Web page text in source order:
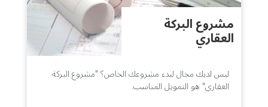
مشروع البركة
العقاري
ليس لديك مجال لبدء مشروعك الخاص؟ "مشروع البركة
العقاري" هو التمويل المناسب.